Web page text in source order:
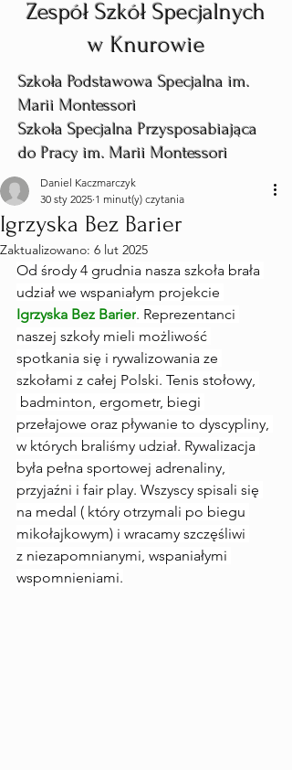
Zespół Szkół Specjalnych
w Knurowie
Szkoła Podstawowa Specjalna im.
Marii Montessori
Szkoła Specjalna Przysposabiająca
do Pracy im. Marii Montessori
Igrzyska Bez Barier
Daniel Kaczmarczyk
30 sty 2025 1 minut(y) czytania
Zaktualizowano: 6 lut 2025
Od środy 4 grudnia nasza szkoła brała
udział we wspaniałym projekcie
Igrzyska Bez Barier. Reprezentanci
naszej szkoły mieli możliwość
spotkania się i rywalizowania ze
szkołami z całej Polski. Tenis stołowy,
badminton, ergometr, biegi
przełajowe oraz pływanie to dyscypliny,
w których braliśmy udział. Rywalizacja
była pełna sportowej adrenaliny,
przyjaźni i fair play. Wszyscy spisali się
na medal ( który otrzymali po biegu
mikołajkowym) i wracamy szczęśliwi
z niezapomnianymi, wspaniałymi
wspomnieniami.